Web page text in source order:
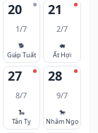
20
1/7
🐕
Giáp Tuất
21
2/7
🐖
Ất Hợi
27
8/7
🐍
Tân Tỵ
28
9/7
🐎
Nhâm Ngọ